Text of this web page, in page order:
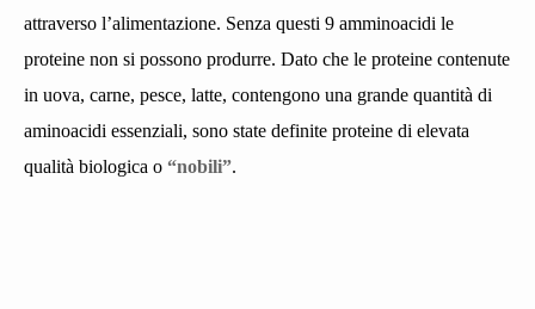
attraverso l’alimentazione. Senza questi 9 amminoacidi le
proteine non si possono produrre. Dato che le proteine contenute
in uova, carne, pesce, latte, contengono una grande quantità di
aminoacidi essenziali, sono state definite proteine di elevata
qualità biologica o “nobili”.